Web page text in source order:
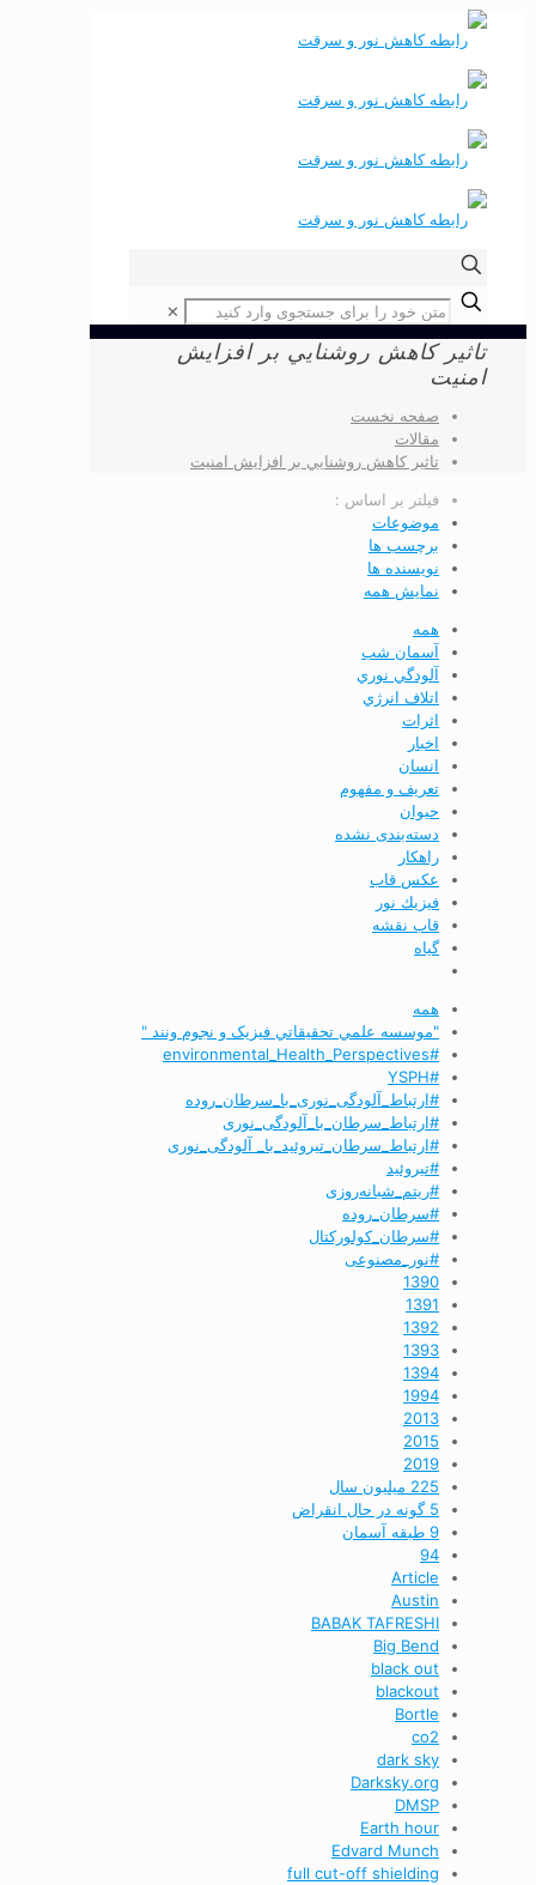
✕
تاثير كاهش روشنايي بر افزايش
امنيت
صفحه نخست
مقالات
تاثير كاهش روشنايي بر افزايش امنيت
فیلتر بر اساس :
موضوعات
برچسب ها
نویسنده ها
نمایش همه
همه
آسمان شب
آلودگي نوري
اتلاف انرژي
اثرات
اخبار
انسان
تعريف و مفهوم
حیوان
دسته‌بندی نشده
راهکار
عکس قاب
فيزيك نور
قاب نقشه
گیاه
همه
"موسسه علمي تحقيقاتي فیزیک و نجوم ونند "
#environmental_Health_Perspectives
#YSPH
#ارتباط_آلودگی_نوری_با_سرطان_روده
#ارتباط_سرطان_با_آلودگی_نوری
#ارتباط_سرطان_تیروئید_با_ آلودگی_نوری
#تیروئید
#ریتم_شبانه‌روزی
#سرطان_روده
#سرطان_کولورکتال
#نور_مصنوعی
1390
1391
1392
1393
1394
1994
2013
2015
2019
225 میلیون سال
5 گونه در حال انقراض
9 طبقه آسمان
94
Article
Austin
BABAK TAFRESHI
Big Bend
black out
blackout
Bortle
co2
dark sky
Darksky.org
DMSP
Earth hour
Edvard Munch
full cut-off shielding